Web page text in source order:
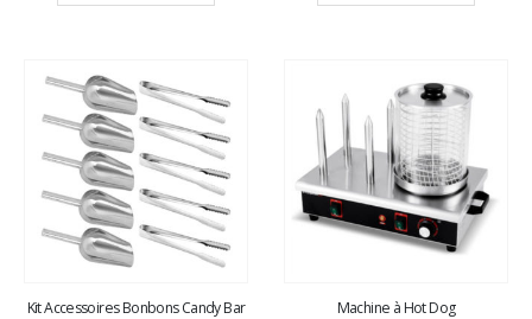
Kit Accessoires Bonbons Candy Bar Machine à Hot Dog